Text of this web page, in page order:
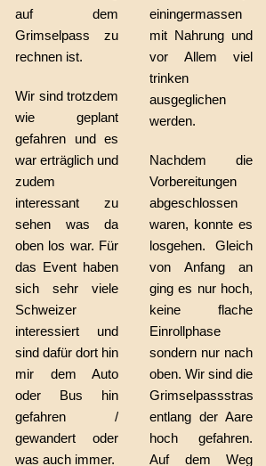
auf dem
Grimselpass zu
rechnen ist.
Wir sind trotzdem
wie geplant
gefahren und es
war erträglich und
zudem
interessant zu
sehen was da
oben los war. Für
das Event haben
sich sehr viele
Schweizer
interessiert und
sind dafür dort hin
mir dem Auto
oder Bus hin
gefahren /
gewandert oder
was auch immer.
einingermassen
mit Nahrung und
vor Allem viel
trinken
ausgeglichen
werden.
Nachdem die
Vorbereitungen
abgeschlossen
waren, konnte es
losgehen. Gleich
von Anfang an
ging es nur hoch,
keine flache
Einrollphase
sondern nur nach
oben. Wir sind die
entlang der Aare
hoch gefahren.
Auf dem Weg